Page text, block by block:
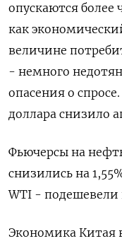
опускаются более
как
величине
- немного
опасения о
доллара снизило
Фьючерсы на
снизились на
WTI - подешевели
Экономика Китая